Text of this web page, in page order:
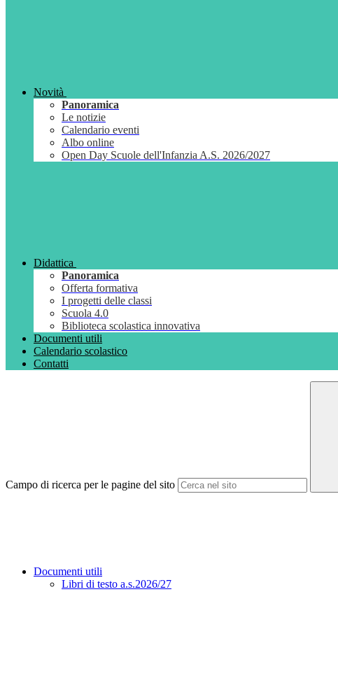
Novità
Panoramica
Le notizie
Calendario eventi
Albo online
Open Day Scuole dell'Infanzia A.S. 2026/2027
Didattica
Panoramica
Offerta formativa
I progetti delle classi
Scuola 4.0
Biblioteca scolastica innovativa
Documenti utili
Calendario scolastico
Contatti
Campo di ricerca per le pagine del sito
Documenti utili
Libri di testo a.s.2026/27